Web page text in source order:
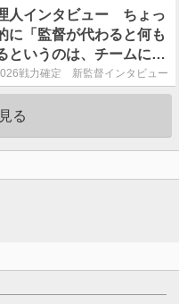
人インタビュー ちょっ
に「監督が代わると何も
というのは、チームにと
ことなんです」
戦力確定 新監督インタビュー
る